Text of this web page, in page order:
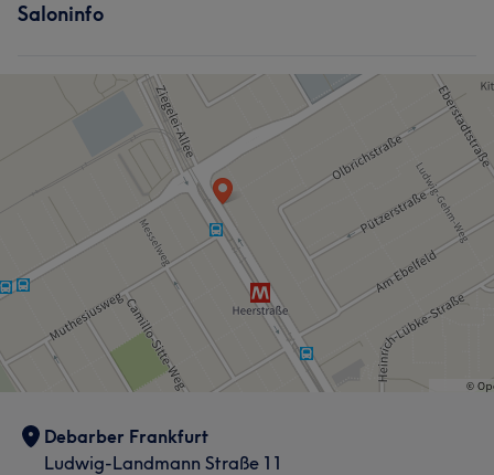
Saloninfo
Debarber Frankfurt
Ludwig-Landmann Straße 11